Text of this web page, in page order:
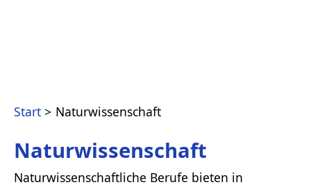
Start Naturwissenschaft
Naturwissenschaft
Naturwissenschaftliche Berufe bieten in